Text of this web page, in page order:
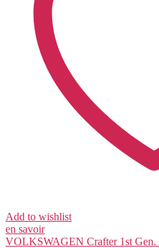
Add to wishlist
en savoir
VOLKSWAGEN Crafter 1st Gen.